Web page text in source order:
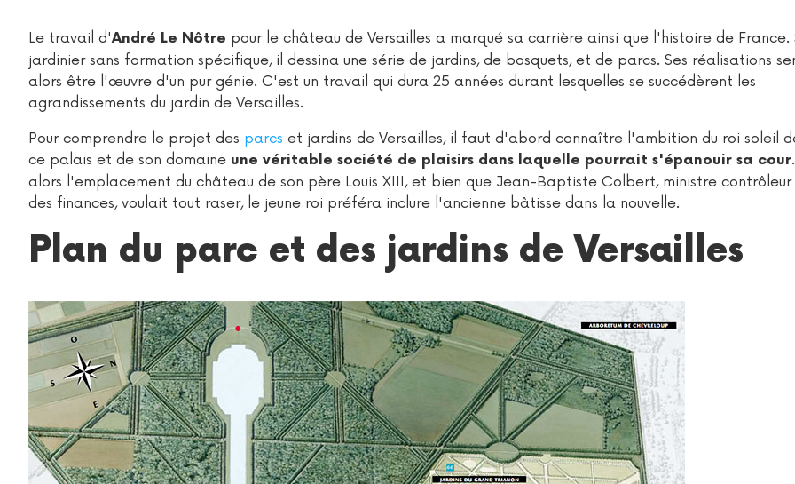
Le travail d'André Le Nôtre pour le château de Versailles a marqué sa carrière ainsi que l'histoire de France.
jardinier sans formation spécifique, il dessina une série de jardins, de bosquets, et de parcs. Ses réalisations
alors être l'œuvre d'un pur génie. C'est un travail qui dura 25 années durant lesquelles se succédèrent les
agrandissements du jardin de Versailles.
Pour comprendre le projet des parcs et jardins de Versailles, il faut d'abord connaître l'ambition du roi soleil
ce palais et de son domaine une véritable société de plaisirs dans laquelle pourrait s'épanouir sa cour
alors l'emplacement du château de son père Louis XIII, et bien que Jean-Baptiste Colbert, ministre
des finances, voulait tout raser, le jeune roi préféra inclure l'ancienne bâtisse dans la nouvelle.
Plan du parc et des jardins de Versailles